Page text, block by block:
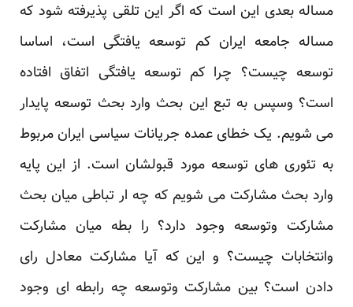
مساله بعدی این است که اگر این تلقی پذیرفته شود که
مساله جامعه ایران کم توسعه یافتگی است، اساسا
توسعه ‏چیست؟ چرا کم توسعه یافتگی اتفاق افتاده
است؟ وسپس به تبع این بحث وارد بحث توسعه پایدار
می شویم. یک ‏خطای عمده جریانات سیاسی ایران مربوط
به تئوری های توسعه مورد قبولشان است. از این پایه
وارد بحث ‏مشارکت می شویم که چه ار تباطی میان بحث
مشارکت وتوسعه وجود دارد؟ را بطه میان مشارکت
وانتخابات ‏چیست؟ و این که آیا مشارکت معادل رای
دادن است؟ بین مشارکت وتوسعه چه رابطه ای وجود